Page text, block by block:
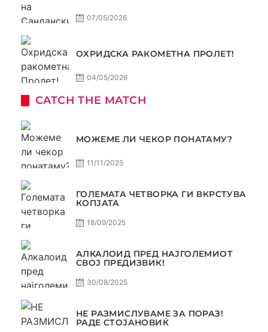
07/05/2026
ОХРИДСКА РАКОМЕТНА ПРОЛЕТ!
04/05/2026
CATCH THE MATCH
МОЖЕМЕ ЛИ ЧЕКОР ПОНАТАМУ?
11/11/2025
ГОЛЕМАТА ЧЕТВОРКА ГИ ВКРСТУВА
КОПЈАТА
18/09/2025
АЛКАЛОИД ПРЕД НАЈГОЛЕМИОТ
СВОЈ ПРЕДИЗВИК!
30/08/2025
НЕ РАЗМИСЛУВАМЕ ЗА ПОРАЗ!
РАДЕ СТОЈАНОВИЌ